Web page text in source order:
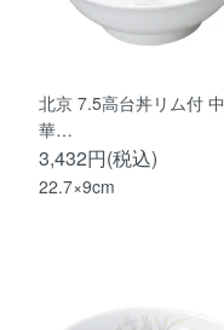
北京 7.5高台丼リム付 中
華…
3,432円(税込)
22.7×9cm